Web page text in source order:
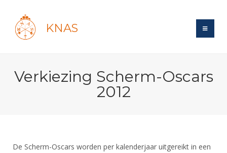
KNAS
Login
Bond
Wat is topsport
Informatie
Verkiezing Scherm-Oscars
2012
De Scherm-Oscars worden per kalenderjaar uitgereikt in een